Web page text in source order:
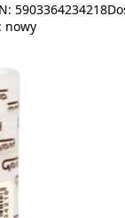
5903364234218
nowy